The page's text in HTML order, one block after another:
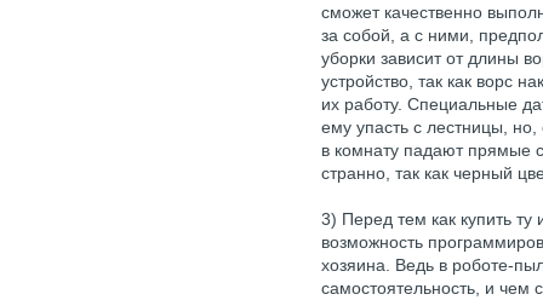
сможет качественно
за собой, а с ними,
уборки зависит от длины
устройство, так как ворс
их работу. Специальные
ему упасть с лестницы,
в комнату падают прямые
странно, так как черный
3) Перед тем как купить
возможность
хозяина. Ведь в роботе-
самостоятельность, и чем